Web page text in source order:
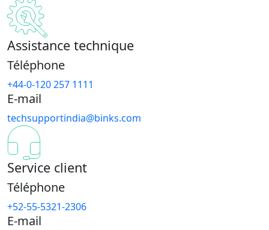
Assistance technique
Téléphone
+44-0-120 257 1111
E-mail
techsupportindia@binks.com
Service client
Téléphone
+52-55-5321-2306
E-mail